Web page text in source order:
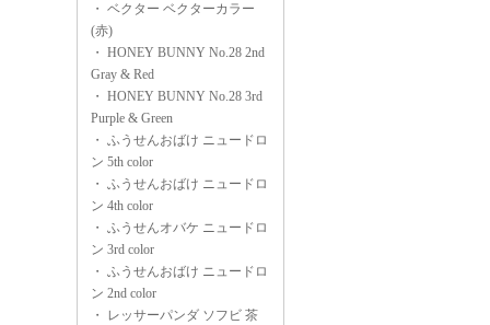
・ ベクター ベクターカラー
(赤)
・ HONEY BUNNY No.28 2nd
Gray & Red
・ HONEY BUNNY No.28 3rd
Purple & Green
・ ふうせんおばけ ニュードロ
ン 5th color
・ ふうせんおばけ ニュードロ
ン 4th color
・ ふうせんオバケ ニュードロ
ン 3rd color
・ ふうせんおばけ ニュードロ
ン 2nd color
・
レッサーパンダ ソフビ 茶